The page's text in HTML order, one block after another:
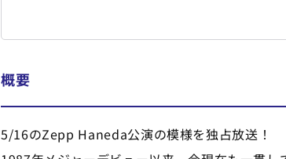
概要
5/16のZepp Haneda公演の模様を独占放送！